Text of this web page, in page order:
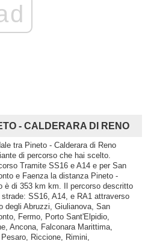
- CALDERARA DI RENO
tra Pineto - Calderara di Reno
di percorso che hai scelto.
Tramite SS16 e A14 e per San
e Faenza la distanza Pineto -
è di 353 km km. Il percorso descritto
SS16, A14, e RA1 attraverso
degli Abruzzi, Giulianova, San
Fermo, Porto Sant'Elpidio,
Ancona, Falconara Marittima,
Riccione, Rimini,